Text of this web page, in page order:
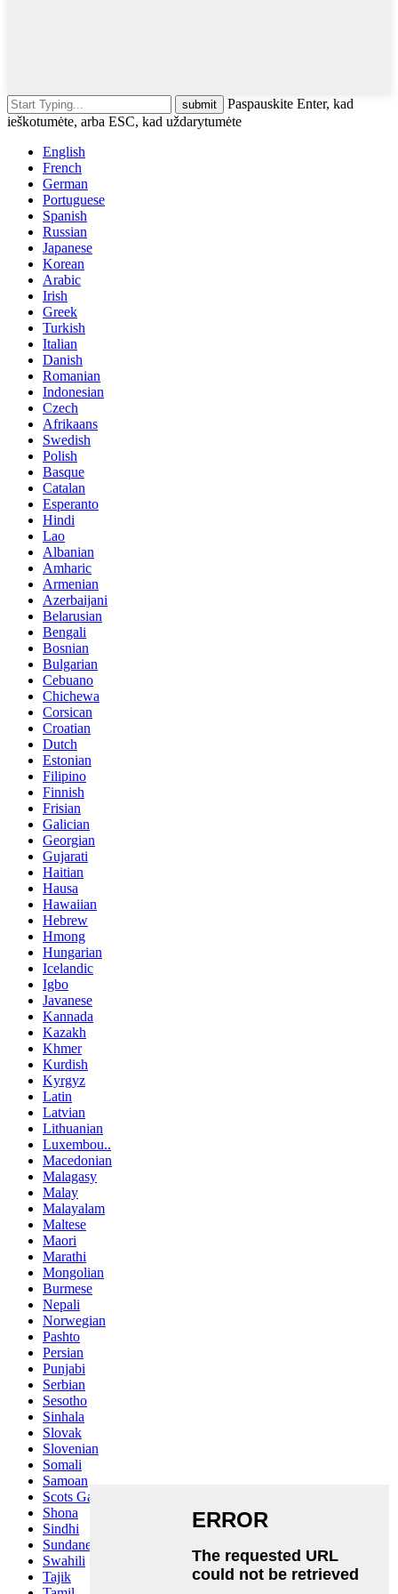
Paspauskite Enter, kad
ieškotumėte, arba ESC, kad uždarytumėte
English
French
German
Portuguese
Spanish
Russian
Japanese
Korean
Arabic
Irish
Greek
Turkish
Italian
Danish
Romanian
Indonesian
Czech
Afrikaans
Swedish
Polish
Basque
Catalan
Esperanto
Hindi
Lao
Albanian
Amharic
Armenian
Azerbaijani
Belarusian
Bengali
Bosnian
Bulgarian
Cebuano
Chichewa
Corsican
Croatian
Dutch
Estonian
Filipino
Finnish
Frisian
Galician
Georgian
Gujarati
Haitian
Hausa
Hawaiian
Hebrew
Hmong
Hungarian
Icelandic
Igbo
Javanese
Kannada
Kazakh
Khmer
Kurdish
Kyrgyz
Latin
Latvian
Lithuanian
Luxembou..
Macedonian
Malagasy
Malay
Malayalam
Maltese
Maori
Marathi
Mongolian
Burmese
Nepali
Norwegian
Pashto
Persian
Punjabi
Serbian
Sesotho
Sinhala
Slovak
Slovenian
Somali
Samoan
Scots Gaelic
Shona
Sindhi
Sundanese
Swahili
Tajik